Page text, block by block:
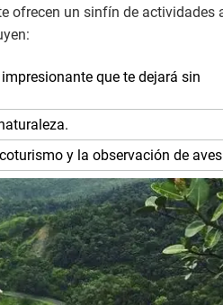
ofrecen un sinfín de actividades
que te dejará sin
y la observación de